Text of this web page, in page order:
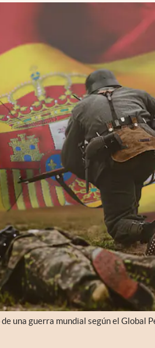
una guerra mundial según el Global